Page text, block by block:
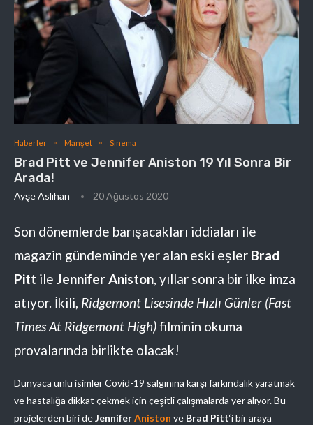
Haberler Manşet Sinema
Brad Pitt ve Jennifer Aniston 19 Yıl Sonra Bir
Arada!
Ayşe Aslıhan 20 Ağustos 2020
Son dönemlerde barışacakları iddiaları ile
magazin gündeminde yer alan eski eşler Brad
Pitt ile Jennifer Aniston, yıllar sonra bir ilke imza
atıyor. İkili, Ridgemont Lisesinde Hızlı Günler (Fast
Times At Ridgemont High)filminin okuma
provalarında birlikte olacak!
Dünyaca ünlü isimlerCovid-19 salgınına karşı farkındalık yaratmak
ve hastalığa dikkat çekmek için çeşitli çalışmalarda yer alıyor. Bu
projelerden biri deJenniferAniston ve Brad Pitt‘i bir araya